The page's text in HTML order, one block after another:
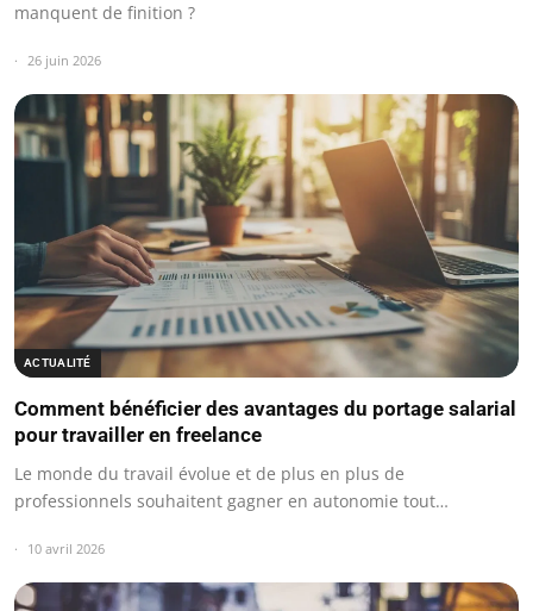
manquent de finition ?
26 juin 2026
ACTUALITÉ
Comment bénéficier des avantages du portage salarial
pour travailler en freelance
Le monde du travail évolue et de plus en plus de
professionnels souhaitent gagner en autonomie tout…
10 avril 2026